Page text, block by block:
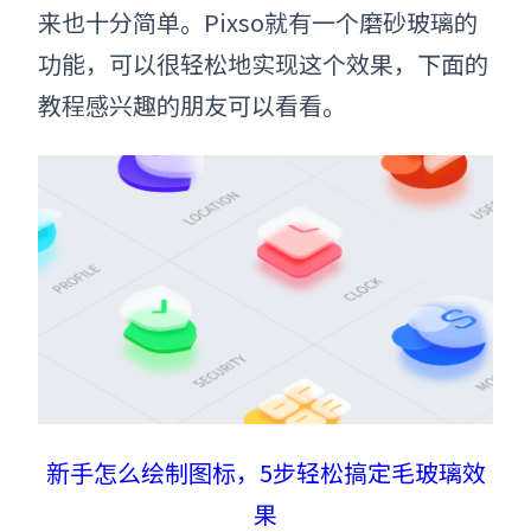
来也十分简单。 Pixso就有一个磨砂玻璃的
功能，可以很轻松地实现这个效果，下面的
教程感兴趣的朋友可以看看。
新手怎么绘制图标，5步轻松搞定毛玻璃效
果